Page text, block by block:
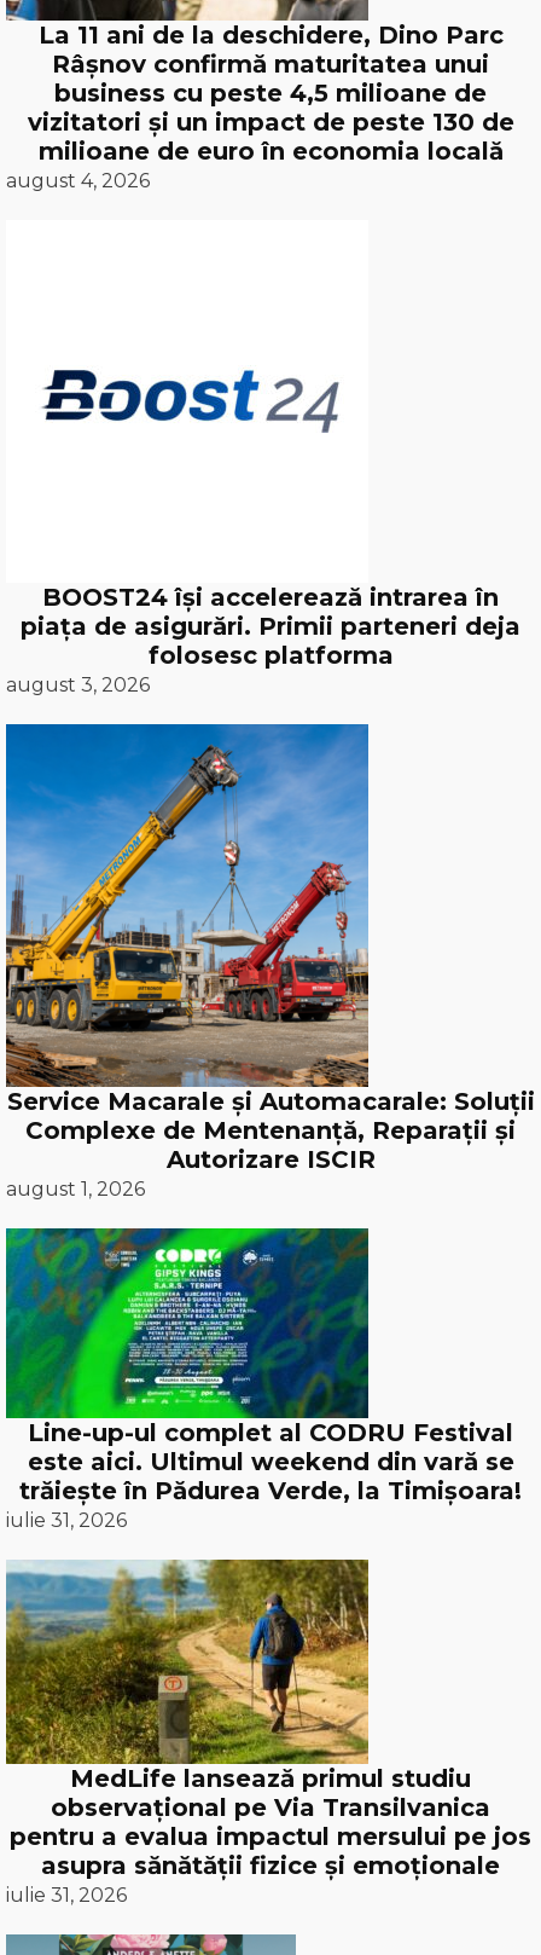
La 11 ani de la deschidere, Dino Parc
Râșnov confirmă maturitatea unui
business cu peste 4,5 milioane de
vizitatori și un impact de peste 130 de
milioane de euro în economia locală
august 4, 2026
BOOST24 își accelerează intrarea în
piața de asigurări. Primii parteneri deja
folosesc platforma
august 3, 2026
Service Macarale și Automacarale: Soluții
Complexe de Mentenanță, Reparații și
Autorizare ISCIR
august 1, 2026
Line-up-ul complet al CODRU Festival
este aici. Ultimul weekend din vară se
trăiește în Pădurea Verde, la Timișoara!
iulie 31, 2026
MedLife lansează primul studiu
observațional pe Via Transilvanica
pentru a evalua impactul mersului pe jos
asupra sănătății fizice și emoționale
iulie 31, 2026